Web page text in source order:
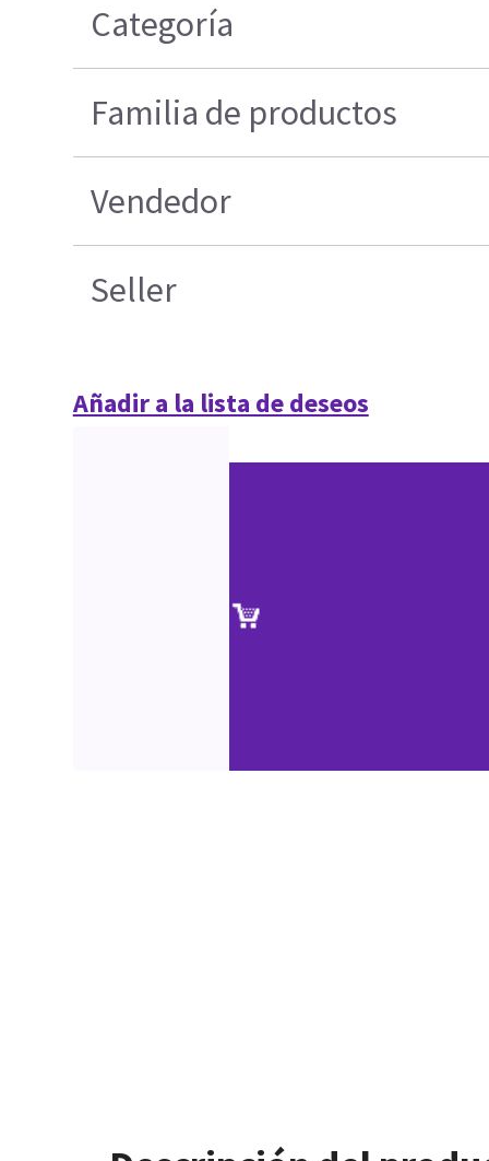
Categoría
Familia de productos
Vendedor
Seller
Añadir a la lista de deseos